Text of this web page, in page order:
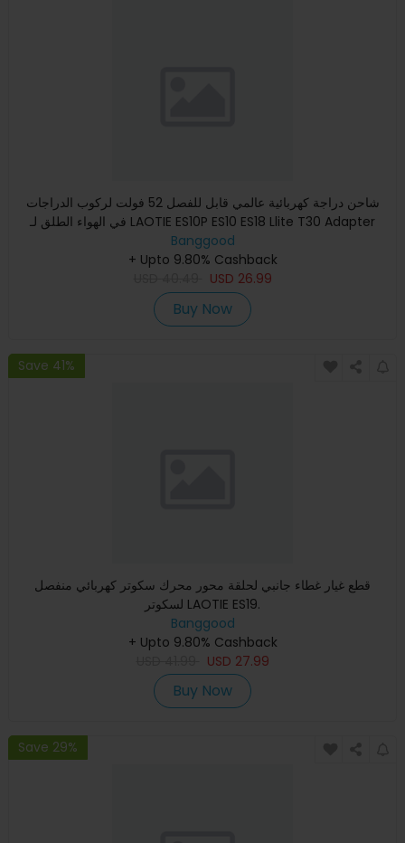
شاحن دراجة كهربائية عالمي قابل للفصل 52 فولت لركوب الدراجات
في الهواء الطلق لـ LAOTIE ES10P ES10 ES18 Llite T30 Adapter
Banggood
+ Upto 9.80% Cashback
USD 26.99
Buy Now
Save 41%
قطع غيار غطاء جانبي لحلقة محور محرك سكوتر كهربائي منفصل
لسكوتر LAOTIE ES19.
Banggood
+ Upto 9.80% Cashback
USD 27.99
Buy Now
Save 29%